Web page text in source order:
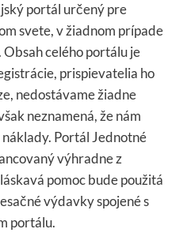
portál určený pre
svete, v žiadnom prípade
celého portálu je
prispievatelia ho
nedostávame žiadne
neznamená, že nám
Portál Jednotné
výhradne z
pomoc bude použitá
výdavky spojené s
portálu.